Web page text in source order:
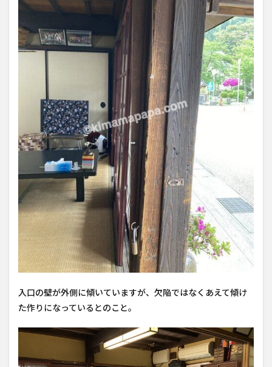
入口の壁が外側に傾いていますが、欠陥ではなくあえて傾け
た作りになっているとのこと。